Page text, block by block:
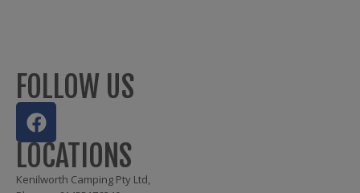
FOLLOW US
LOCATIONS
Kenilworth Camping Pty Ltd,